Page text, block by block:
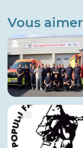
Vous
2B
2B